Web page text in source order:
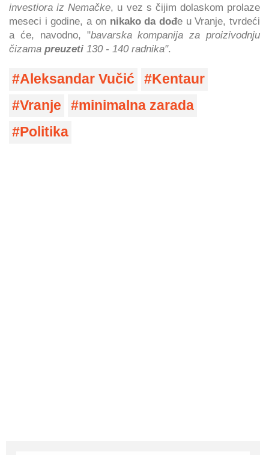
investiora iz Nemačke, u vez s čijim dolaskom prolaze
meseci i godine, a on nikako da dođe u Vranje, tvrdeći
a će, navodno, "bavarska kompanija za proizivodnju
čizama preuzeti 130 - 140 radnika".
Aleksandar Vučić
Kentaur
Vranje
minimalna zarada
Politika